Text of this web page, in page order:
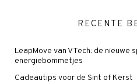
RECENTE
LeapMove van VTech: de nieuwe
energiebommetjes
Cadeautips voor de Sint of Kerst